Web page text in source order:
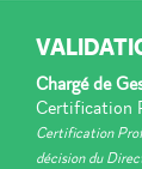
Chargé de
Certification
Certification
décision du